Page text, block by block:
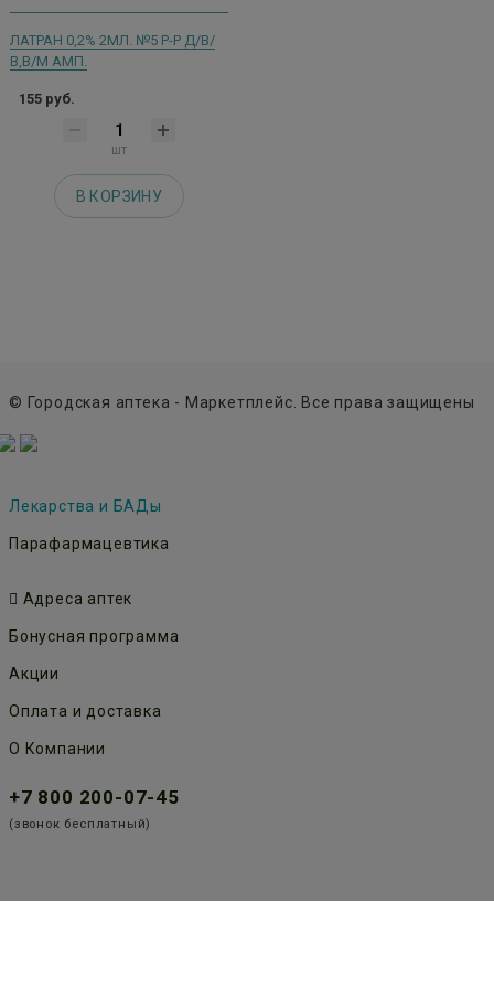
ЛАТРАН 0,2% 2МЛ. №5 Р-Р Д/В/
В,В/М АМП.
155 руб.
шт
В КОРЗИНУ
© Городская аптека - Маркетплейс. Все права защищены
Лекарства и БАДы
Парафармацевтика
Адреса аптек
Бонусная программа
Акции
Оплата и доставка
О Компании
+7 800 200-07-45
(звонок бесплатный)